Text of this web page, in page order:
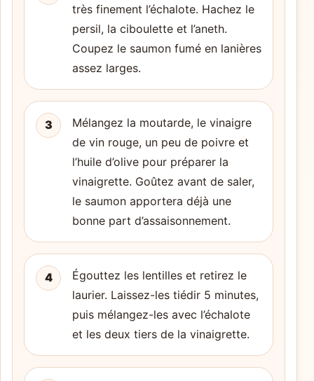
très finement l’échalote. Hachez le
persil, la ciboulette et l’aneth.
Coupez le saumon fumé en lanières
assez larges.
3
Mélangez la moutarde, le vinaigre
de vin rouge, un peu de poivre et
l’huile d’olive pour préparer la
vinaigrette. Goûtez avant de saler,
le saumon apportera déjà une
bonne part d’assaisonnement.
4
Égouttez les lentilles et retirez le
laurier. Laissez-les tiédir 5 minutes,
puis mélangez-les avec l’échalote
et les deux tiers de la vinaigrette.